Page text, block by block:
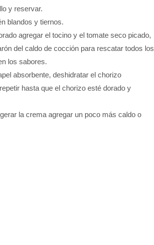
y reservar.
blandos y tiernos.
agregar el tocino y el tomate seco picado,
del caldo de cocción para rescatar todos los
los sabores.
absorbente, deshidratar el chorizo
hasta que el chorizo esté dorado y
la crema agregar un poco más caldo o